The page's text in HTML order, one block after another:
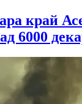
край
6000